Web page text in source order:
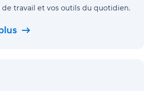
travail et vos outils du quotidien.